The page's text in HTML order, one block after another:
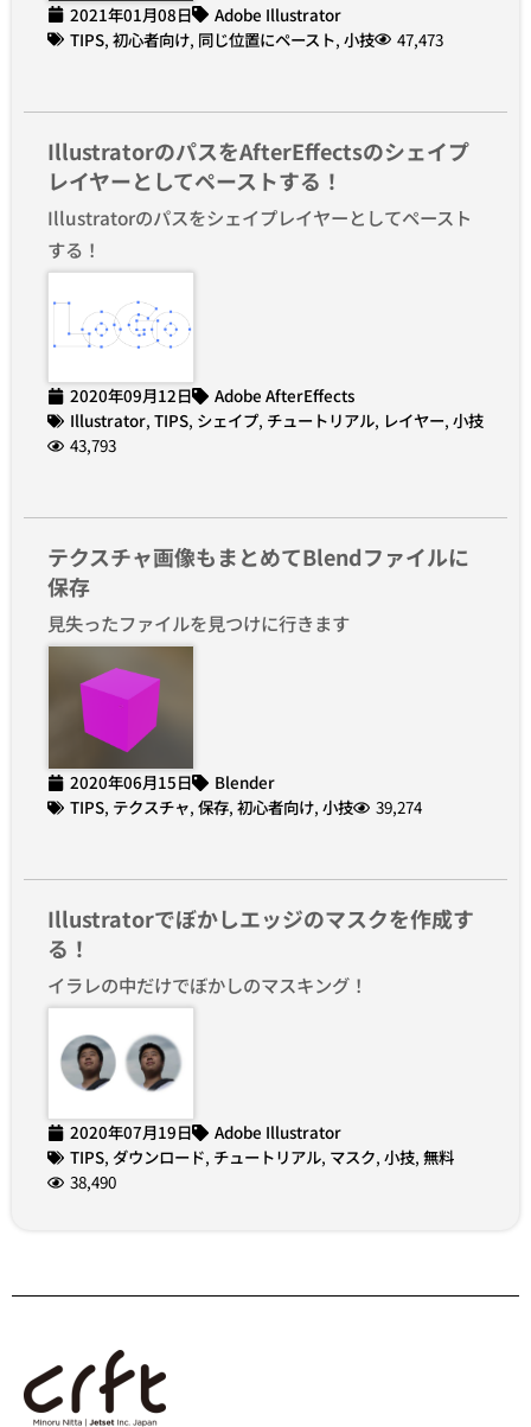
2021年01月08日
Adobe Illustrator
TIPS, 初心者向け, 同じ位置にペースト, 小技 47,473
IllustratorのパスをAfterEffectsのシェイプ
レイヤーとしてペーストする！
Illustratorのパスをシェイプレイヤーとしてペースト
する！
2020年09月12日
Adobe AfterEffects
Illustrator, TIPS, シェイプ, チュートリアル, レイヤー, 小技
43,793
テクスチャ画像もまとめてBlendファイルに
保存
見失ったファイルを見つけに行きます
2020年06月15日
Blender
TIPS, テクスチャ, 保存, 初心者向け, 小技 39,274
Illustratorでぼかしエッジのマスクを作成す
る！
イラレの中だけでぼかしのマスキング！
2020年07月19日
Adobe Illustrator
TIPS, ダウンロード, チュートリアル, マスク, 小技, 無料
38,490